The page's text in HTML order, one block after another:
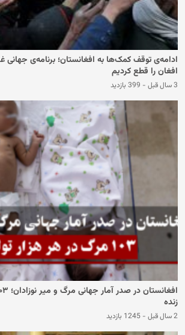
افغان را قطع کردیم
3 سال قبل - 399 بازدید
زنده
2 سال قبل - 1245 بازدید